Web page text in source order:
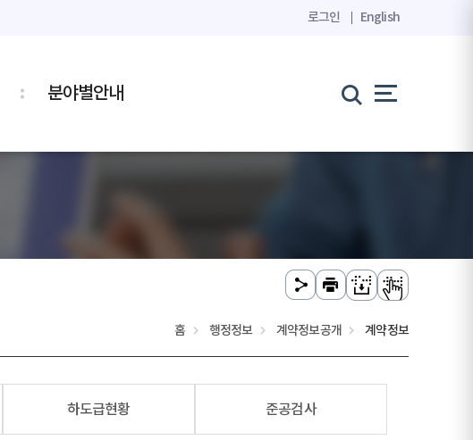
로그인 English
분야별안내
홈 행정정보 계약정보공개 계약정보
하도급현황 준공검사